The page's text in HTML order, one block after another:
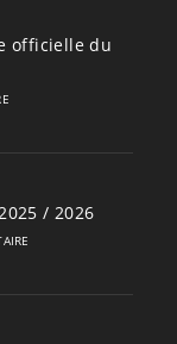
officielle du
/ 2026